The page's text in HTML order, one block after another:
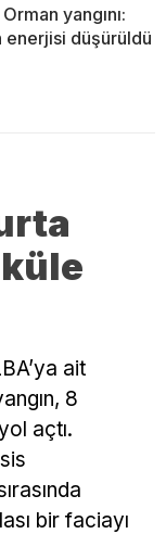
yangını:
enerjisi düşürüldü
ait
8
açtı.
bir faciayı